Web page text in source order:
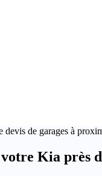
devis de garages à
Kia près